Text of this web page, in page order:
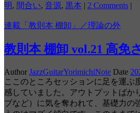
明, 間合い, 音源, 黒本 | 2 Comments |
連載「教則本 棚卸」／理論の外
教則本 棚卸 vol.21 高免
Author JazzGuitarYorimichiNote Date
ここのところセッションに足を運ぶ
感していました。アウトプットばか
ブなど）に気を奪われて、基礎力の